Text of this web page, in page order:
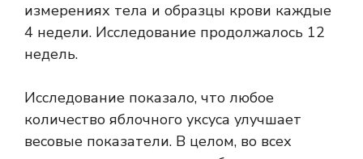
измерениях тела и образцы крови каждые
4 недели. Исследование продолжалось 12
недель.
Исследование показало, что любое
количество яблочного уксуса улучшает
весовые показатели. В целом, во всех